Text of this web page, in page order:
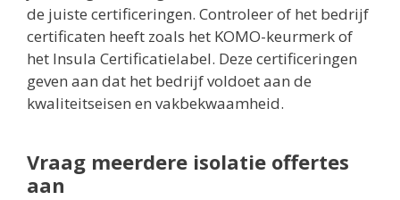
de juiste certificeringen. Controleer of het bedrijf
certificaten heeft zoals het KOMO-keurmerk of
het Insula Certificatielabel. Deze certificeringen
geven aan dat het bedrijf voldoet aan de
kwaliteitseisen en vakbekwaamheid.
Vraag meerdere isolatie offertes
aan